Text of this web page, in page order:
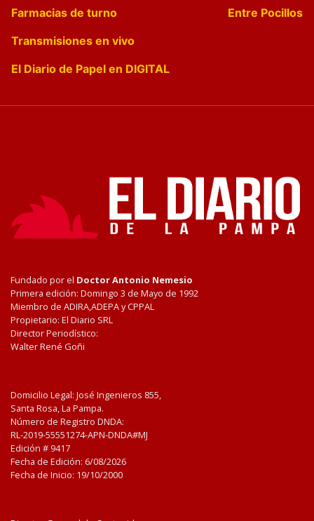
Farmacias de turno
Entre Pocillos
Transmisiones en vivo
El Diario de Papel en DIGITAL
Fundado por el Doctor Antonio Nemesio
Primera edición: Domingo 3 de Mayo de 1992
Miembro de ADIRA,ADEPA y CPPAL
Propietario: El Diario SRL
Director Periodístico:
Walter René Goñi
Domicilio Legal: José Ingenieros 855,
Santa Rosa, La Pampa.
Número de Registro DNDA:
RL-2019-55551274-APN-DNDA#MJ
Edición # 9417
Fecha de Edición: 6/08/2026
Fecha de Inicio: 19/10/2000